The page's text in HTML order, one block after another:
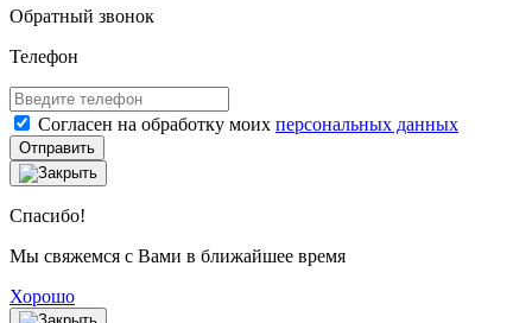
Обратный звонок
Телефон
Согласен на обработку моих персональных данных
Отправить
Спасибо!
Мы свяжемся с Вами в ближайшее время
Хорошо